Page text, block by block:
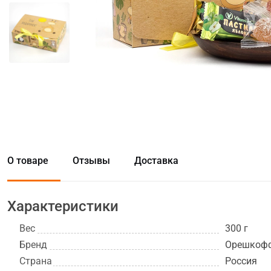
О товаре Отзывы Доставка
Характеристики
Вес
300 г
Бренд
Страна
Россия